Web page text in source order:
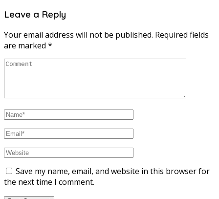
Leave a Reply
Your email address will not be published. Required fields
are marked *
Save my name, email, and website in this browser for
the next time I comment.